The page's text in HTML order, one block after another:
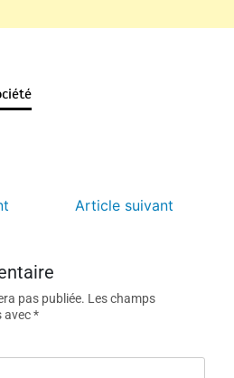
Article suivant
pas publiée. Les champs
avec*